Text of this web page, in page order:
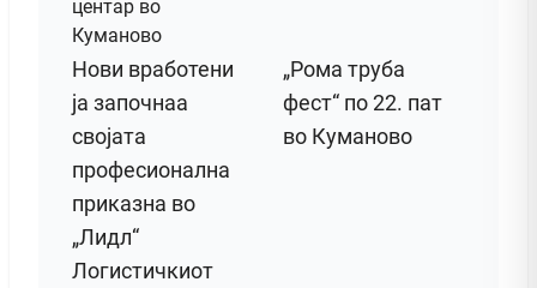
Нови вработени
ја започнаа
својата
професионална
приказна во
„Лидл“
Логистичкиот
„Рома труба
фест“ по 22. пат
во Куманово